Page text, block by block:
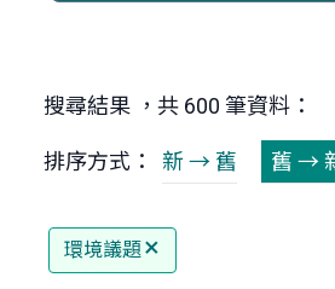
搜尋結果 ，共 600 筆資料：
排序方式： 新 → 舊 舊 →
環境議題